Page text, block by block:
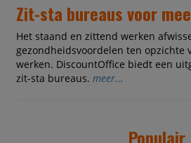
Zit-sta bureaus voor
Het staand en zittend werken
gezondheidsvoordelen ten opzichte
werken. DiscountOffice biedt een
zit-sta bureaus. meer...
Populair